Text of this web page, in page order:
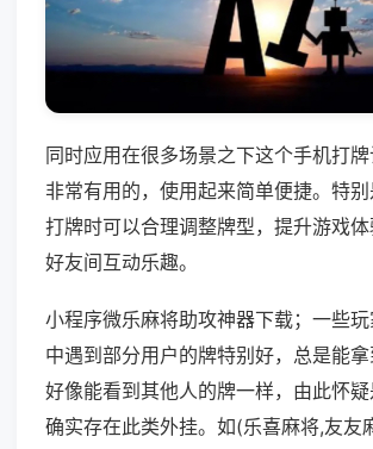
同时应用在很多场景之下这个手机打
非常有用的，使用起来简单便捷。特
打牌时可以合理调整牌型，提升游戏
好友间互动乐趣。
小程序微乐麻将助攻神器下载；一些
中遇到部分用户的牌特别好，总是能
好像能看到其他人的牌一样，由此怀疑
确实存在此类外挂。如(乐喜麻将,友友